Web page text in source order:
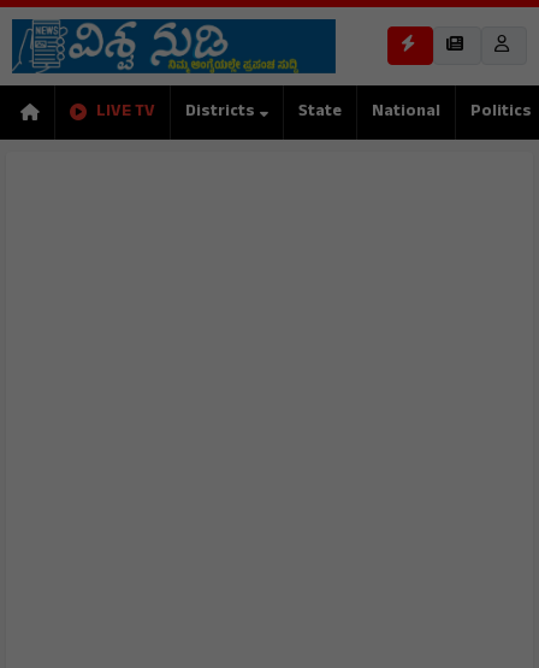
LIVE TV Districts State National Politics